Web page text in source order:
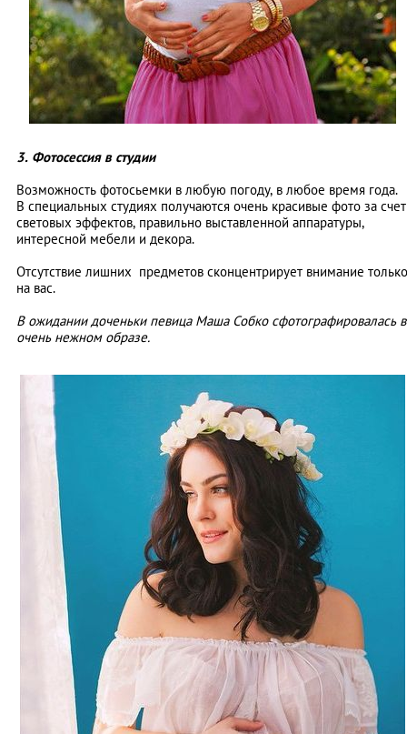
3. Фотосессия в студии
Возможность фотосьемки в любую погоду, в любое время года.
В специальных студиях получаются очень красивые фото за счет
световых эффектов, правильно выставленной аппаратуры,
интересной мебели и декора.
Отсутствие лишних предметов сконцентрирует внимание только
на вас.
В ожидании доченьки певица Маша Собко сфотографировалась в
очень нежном образе.